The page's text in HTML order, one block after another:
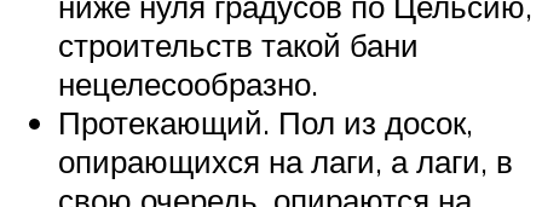
строительств такой бани
нецелесообразно.
Протекающий. Пол из досок,
опирающихся на лаги, а лаги, в